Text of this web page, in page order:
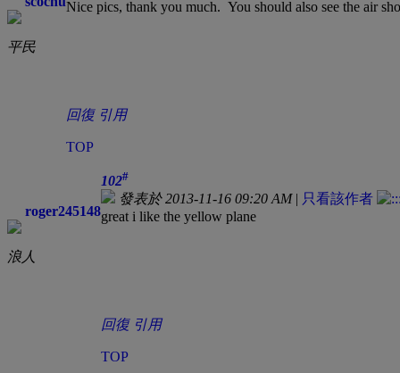
平民
Nice pics, thank you much. You should also see the air
回復 引用
TOP
roger245148
浪人
102#
發表於 2013-11-16 09:20 AM| 只看該作者
great i like the yellow plane
回復 引用
TOP